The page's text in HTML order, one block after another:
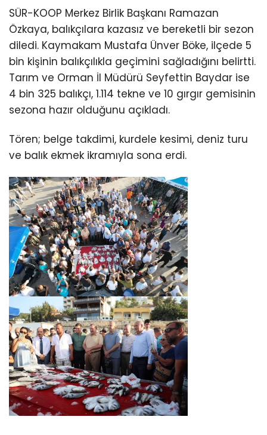
SÜR-KOOP Merkez Birlik Başkanı Ramazan
Özkaya, balıkçılara kazasız ve bereketli bir sezon
diledi. Kaymakam Mustafa Ünver Böke, ilçede 5
bin kişinin balıkçılıkla geçimini sağladığını belirtti.
Tarım ve Orman İl Müdürü Seyfettin Baydar ise
4 bin 325 balıkçı, 1.114 tekne ve 10 gırgır gemisinin
sezona hazır olduğunu açıkladı.
Tören; belge takdimi, kurdele kesimi, deniz turu
ve balık ekmek ikramıyla sona erdi.